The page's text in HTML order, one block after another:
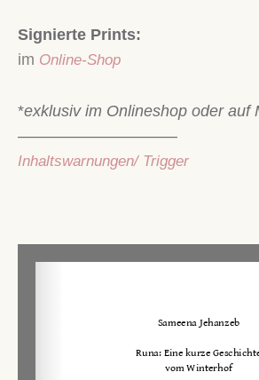
Signierte Prints:
im Online-Shop
*exklusiv im Onlineshop oder auf
——————————
Inhaltswarnungen/ Trigger